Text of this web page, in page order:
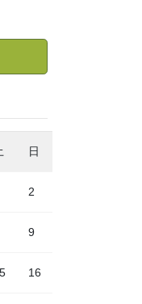
日
2
9
16